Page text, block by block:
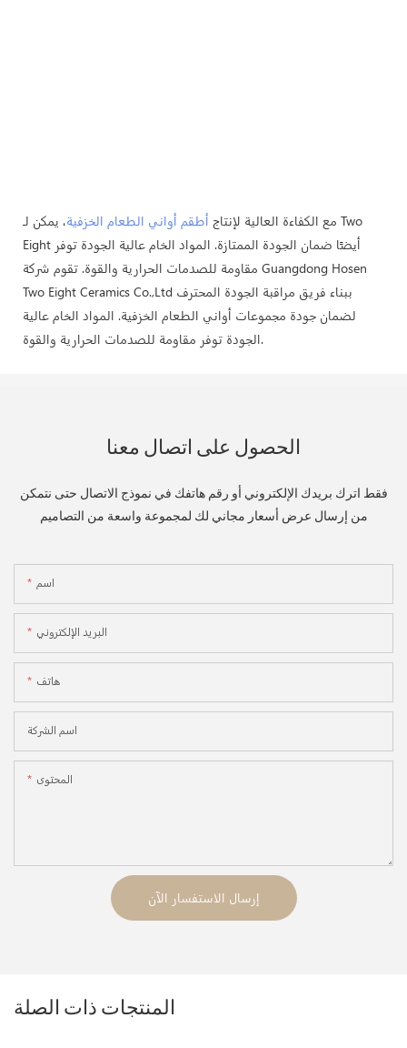
مع الكفاءة العالية لإنتاج أطقم أواني الطعام الخزفية، يمكن لـ Two
Eight أيضًا ضمان الجودة الممتازة. المواد الخام عالية الجودة توفر
مقاومة للصدمات الحرارية والقوة. تقوم شركة Guangdong Hosen
Two Eight Ceramics Co.,Ltd ببناء فريق مراقبة الجودة المحترف
لضمان جودة مجموعات أواني الطعام الخزفية. المواد الخام عالية
الجودة توفر مقاومة للصدمات الحرارية والقوة.
الحصول على اتصال معنا
فقط اترك بريدك الإلكتروني أو رقم هاتفك في نموذج الاتصال حتى نتمكن
من إرسال عرض أسعار مجاني لك لمجموعة واسعة من التصاميم
اسم
البريد الإلكتروني
هاتف
اسم الشركة
المحتوى
إرسال الاستفسار الآن
المنتجات ذات الصلة